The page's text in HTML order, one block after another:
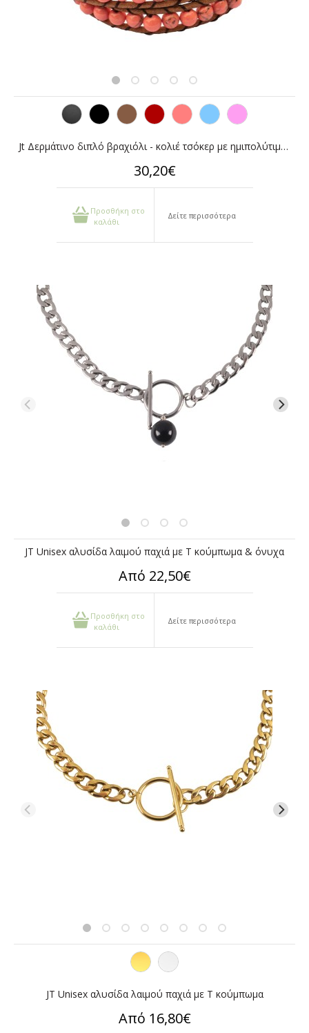
Jt Δερμάτινο διπλό βραχιόλι - κολιέ τσόκερ με ημιπολύτιμες πέτρες
30,20€
Προσθήκη στο
καλάθι
Δείτε περισσότερα
JT Unisex αλυσίδα λαιμού παχιά με T κούμπωμα & όνυχα
Από 22,50€
Προσθήκη στο
καλάθι
Δείτε περισσότερα
JT Unisex αλυσίδα λαιμού παχιά με T κούμπωμα
Από 16,80€